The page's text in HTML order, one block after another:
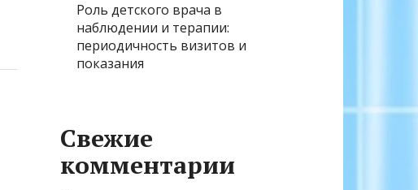
Роль детского врача в
наблюдении и терапии:
периодичность визитов и
показания
Свежие
комментарии